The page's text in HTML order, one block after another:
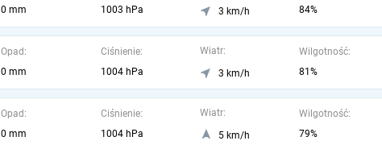
0 mm
1003 hPa
3 km/h
84%
Opad:
0 mm
Ciśnienie:
1004 hPa
Wiatr:
3 km/h
Wilgotność:
81%
Opad:
0 mm
Ciśnienie:
1004 hPa
Wiatr:
5 km/h
Wilgotność:
79%